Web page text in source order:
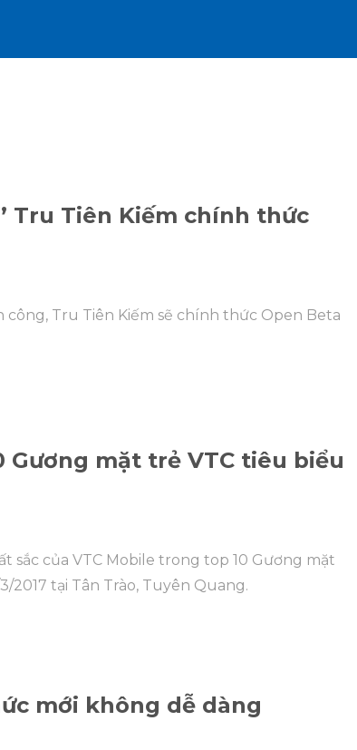
Tru Tiên Kiếm chính thức
công, Tru Tiên Kiếm sẽ chính thức Open Beta
mặt trẻ VTC tiêu biểu
sắc của VTC Mobile trong top 10 Gương mặt
2017 tại Tân Trào, Tuyên Quang.
mới không dễ dàng